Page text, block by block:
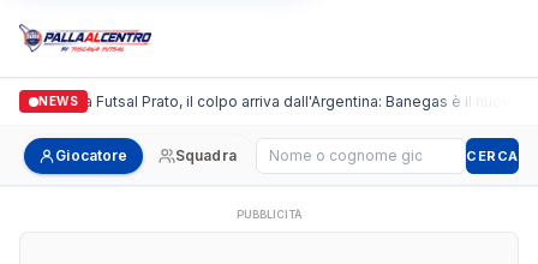
NEWS
Italgronda Futsal Prato, il colpo arriva dall'Argentina: Banegas è il nuovo
Giocatore Squadra Cerca giocatore CERCA
PUBBLICITÀ